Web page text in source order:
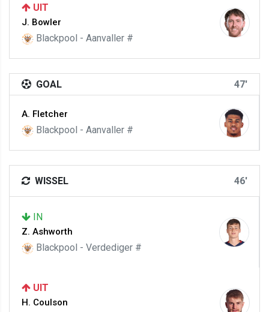
UIT
J. Bowler
Blackpool - Aanvaller #
GOAL 47'
A. Fletcher
Blackpool - Aanvaller #
WISSEL 46'
IN
Z. Ashworth
Blackpool - Verdediger #
UIT
H. Coulson